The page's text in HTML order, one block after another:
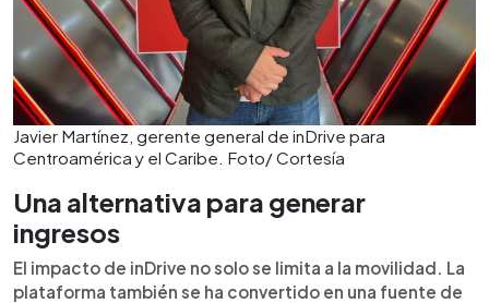
Javier Martínez, gerente general de inDrive para
Centroamérica y el Caribe. Foto/ Cortesía
Una alternativa para generar
ingresos
El impacto de inDrive no solo se limita a la movilidad. La
plataforma también se ha convertido en una fuente de